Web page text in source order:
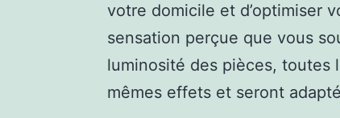
votre domicile et d’optimiser
sensation perçue que vous
luminosité des pièces, toutes
mêmes effets et seront